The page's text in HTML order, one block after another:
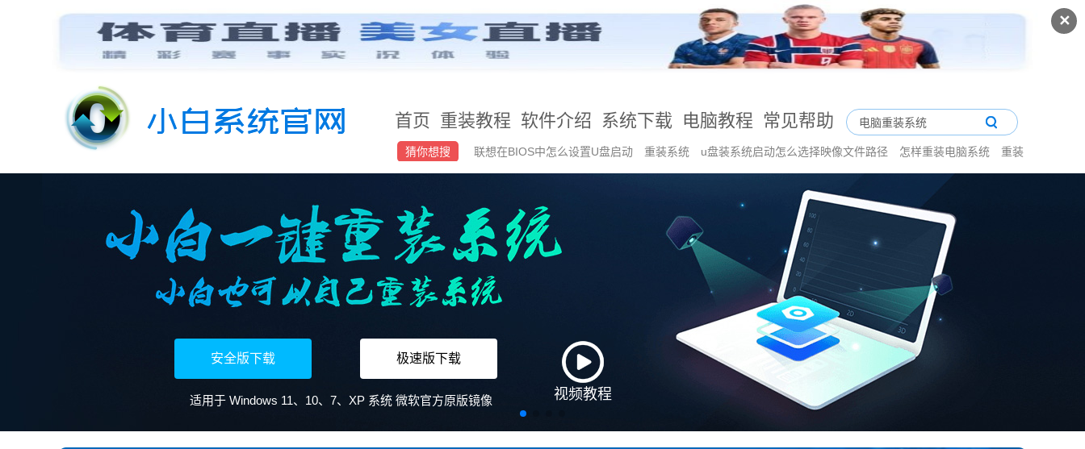
✕
首页 重装教程 软件介绍 系统下载 电脑教程 常见帮助
猜你想搜 联想在BIOS中怎么设置U盘启动 重装系统 u盘装系统启动怎么选择映像文件路径 怎样重装电脑系统
重装